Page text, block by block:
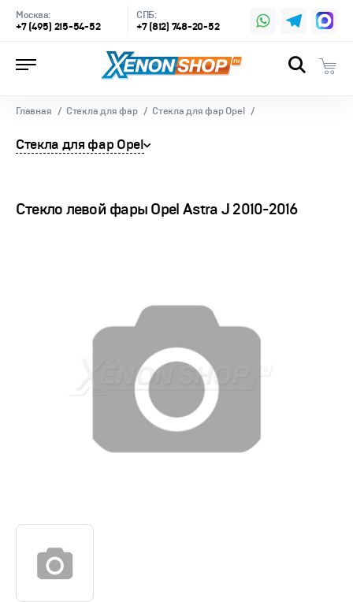
Москва:
+7 (495) 215-54-52
СПБ:
+7 (812) 748-20-52
Главная Стекла для фар Стекла для фар Opel
Стекла для фар Opel
Стекло левой фары Opel Astra J 2010-2016